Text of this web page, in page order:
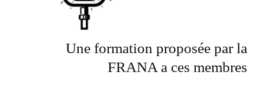
Une formation proposée par la
FRANA a ces membres